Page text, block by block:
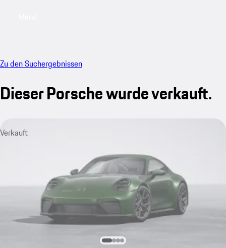
Zu den Suchergebnissen
Dieser Porsche wurde verkauft.
Verkauft